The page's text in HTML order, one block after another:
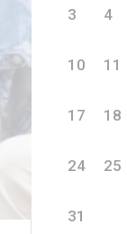
3 4
10 11
17 18
24 25
31